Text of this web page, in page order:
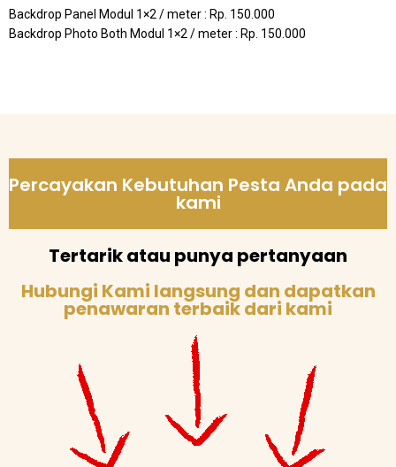
Backdrop Panel Modul 1×2 / meter : Rp. 150.000
Backdrop Photo Both Modul 1×2 / meter : Rp. 150.000
Percayakan Kebutuhan Pesta Anda pada
kami
Tertarik atau punya pertanyaan
Hubungi Kami langsung dan dapatkan
penawaran terbaik dari kami